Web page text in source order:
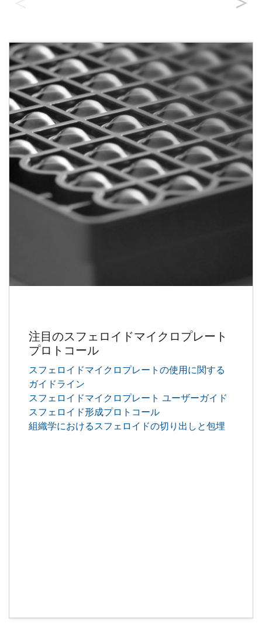
注目のスフェロイドマイクロプレート
プロトコール
スフェロイドマイクロプレートの使用に関する
ガイドライン
スフェロイドマイクロプレート ユーザーガイド
スフェロイド形成プロトコール
組織学におけるスフェロイドの切り出しと包埋